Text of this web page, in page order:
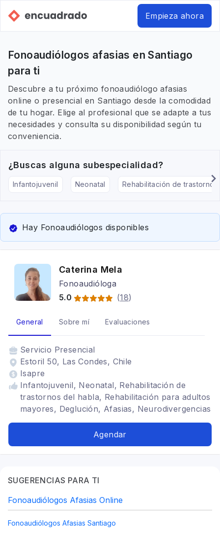
Empieza ahora
Fonoaudiólogos afasias en Santiago
para ti
Descubre a tu próximo fonoaudiólogo afasias
online o presencial en Santiago desde la comodidad
de tu hogar. Elige al profesional que se adapte a tus
necesidades y consulta su disponibilidad según tu
conveniencia.
¿Buscas alguna subespecialidad?
Infantojuvenil Neonatal Rehabilitación de
Hay Fonoaudiólogos disponibles
Caterina Mela
Fonoaudióloga
5.0
(18)
General Sobre mí Evaluaciones
Servicio Presencial
Estoril 50, Las Condes, Chile
Isapre
Infantojuvenil, Neonatal, Rehabilitación de
trastornos del habla, Rehabilitación para adultos
mayores, Deglución, Afasias, Neurodivergencias
Agendar
SUGERENCIAS PARA TI
Fonoaudiólogos Afasias Online
Fonoaudiólogos Afasias Santiago